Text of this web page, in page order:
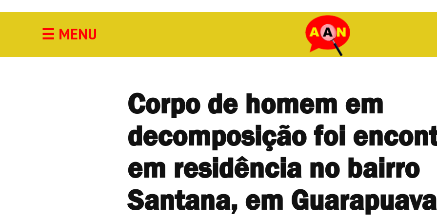
Acidente
☰ MENU
Corpo de homem em
decomposição foi
em residência no bairro
Santana, em Guarapuava